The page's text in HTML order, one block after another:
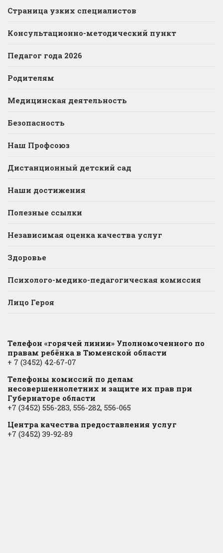
Страница узких специалистов
Консультационно-методический пункт
Педагог года 2026
Родителям
Медицинская деятельность
Безопасность
Наш Профсоюз
Дистанционный детский сад
Наши достижения
Полезные ссылки
Независимая оценка качества услуг
Здоровье
Психолого-медико-педагогическая комиссия
Лицо Героя
Телефон «горячей линии» Уполномоченного по
правам ребёнка в Тюменской области
+ 7 (3452) 42-67-07
Телефоны комиссий по делам
несовершеннолетних и защите их прав при
Губернаторе области
+7 (3452) 556-283, 556-282, 556-065
Центра качества предоставления услуг
+7 (3452) 39-92-89